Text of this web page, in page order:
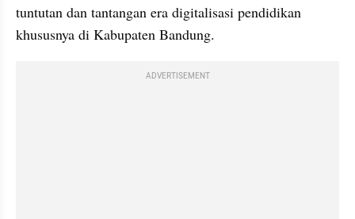
tuntutan dan tantangan era digitalisasi pendidikan
khususnya di Kabupaten Bandung.
ADVERTISEMENT